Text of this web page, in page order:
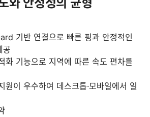
기반 연결으로 빠른 핑과 안정적인
공
화 기능으로 지역에 따른 속도 편차를
원이 우수하여 데스크톱·모바일에서 일